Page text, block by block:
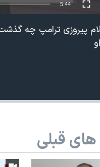
5:44
پیروزی ترامپ چه
های قبلی